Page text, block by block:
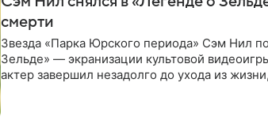
смерти
Звезда «Парка Юрского периода» Сэм Нил
Зельде» — экранизации культовой
актер завершил незадолго до ухода из